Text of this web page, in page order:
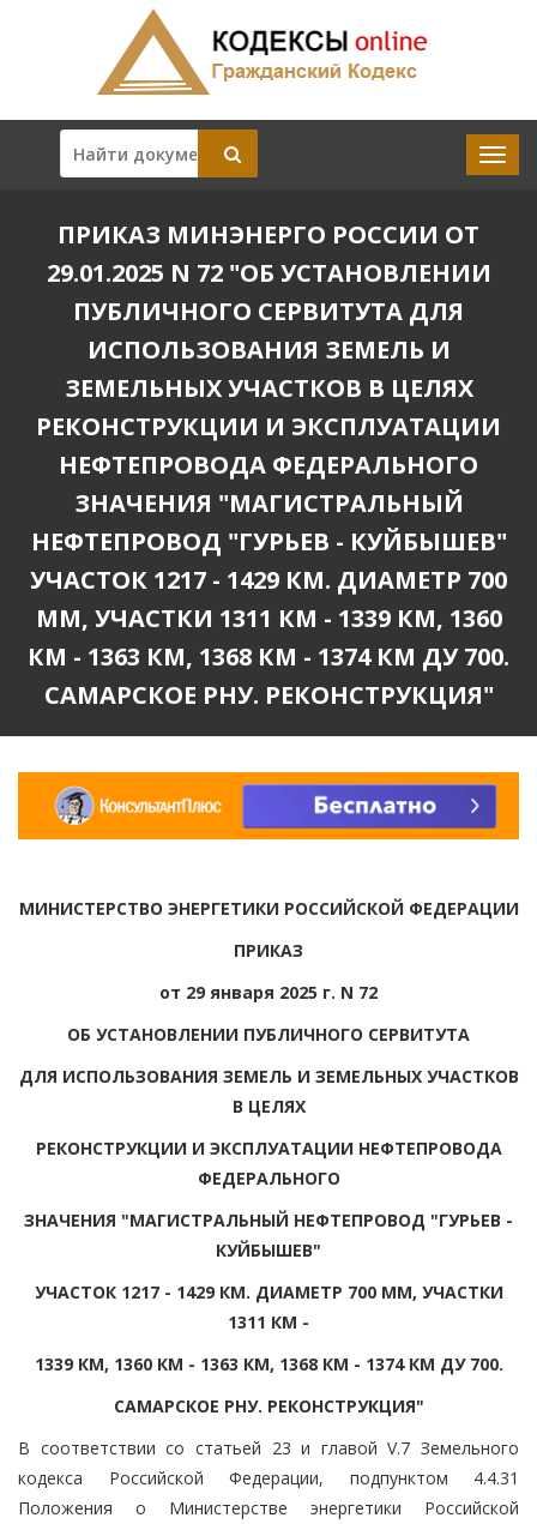
ПРИКАЗ МИНЭНЕРГО РОССИИ ОТ
29.01.2025 N 72 "ОБ УСТАНОВЛЕНИИ
ПУБЛИЧНОГО СЕРВИТУТА ДЛЯ
ИСПОЛЬЗОВАНИЯ ЗЕМЕЛЬ И
ЗЕМЕЛЬНЫХ УЧАСТКОВ В ЦЕЛЯХ
РЕКОНСТРУКЦИИ И ЭКСПЛУАТАЦИИ
НЕФТЕПРОВОДА ФЕДЕРАЛЬНОГО
ЗНАЧЕНИЯ "МАГИСТРАЛЬНЫЙ
НЕФТЕПРОВОД "ГУРЬЕВ - КУЙБЫШЕВ"
УЧАСТОК 1217 - 1429 КМ. ДИАМЕТР 700
ММ, УЧАСТКИ 1311 КМ - 1339 КМ, 1360
КМ - 1363 КМ, 1368 КМ - 1374 КМ ДУ 700.
САМАРСКОЕ РНУ. РЕКОНСТРУКЦИЯ"
МИНИСТЕРСТВО ЭНЕРГЕТИКИ РОССИЙСКОЙ ФЕДЕРАЦИИ
ПРИКАЗ
от 29 января 2025 г. N 72
ОБ УСТАНОВЛЕНИИ ПУБЛИЧНОГО СЕРВИТУТА
ДЛЯ ИСПОЛЬЗОВАНИЯ ЗЕМЕЛЬ И ЗЕМЕЛЬНЫХ УЧАСТКОВ
В ЦЕЛЯХ
РЕКОНСТРУКЦИИ И ЭКСПЛУАТАЦИИ НЕФТЕПРОВОДА
ФЕДЕРАЛЬНОГО
ЗНАЧЕНИЯ "МАГИСТРАЛЬНЫЙ НЕФТЕПРОВОД "ГУРЬЕВ -
КУЙБЫШЕВ"
УЧАСТОК 1217 - 1429 КМ. ДИАМЕТР 700 ММ, УЧАСТКИ
1311 КМ -
1339 КМ, 1360 КМ - 1363 КМ, 1368 КМ - 1374 КМ ДУ 700.
САМАРСКОЕ РНУ. РЕКОНСТРУКЦИЯ"
В соответствии со статьей 23 и главой V.7 Земельного
кодекса Российской Федерации, подпунктом 4.4.31
Положения о Министерстве энергетики Российской